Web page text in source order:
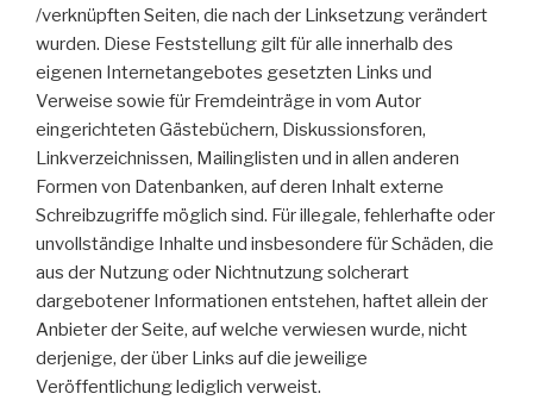
/verknüpften Seiten, die nach der Linksetzung verändert
wurden. Diese Feststellung gilt für alle innerhalb des
eigenen Internetangebotes gesetzten Links und
Verweise sowie für Fremdeinträge in vom Autor
eingerichteten Gästebüchern, Diskussionsforen,
Linkverzeichnissen, Mailinglisten und in allen anderen
Formen von Datenbanken, auf deren Inhalt externe
Schreibzugriffe möglich sind. Für illegale, fehlerhafte oder
unvollständige Inhalte und insbesondere für Schäden, die
aus der Nutzung oder Nichtnutzung solcherart
dargebotener Informationen entstehen, haftet allein der
Anbieter der Seite, auf welche verwiesen wurde, nicht
derjenige, der über Links auf die jeweilige
Veröffentlichung lediglich verweist.